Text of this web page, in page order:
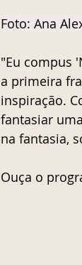
Foto: Ana
"Eu compus
a primeira
inspiração.
fantasiar
na fantasia,
Ouça o